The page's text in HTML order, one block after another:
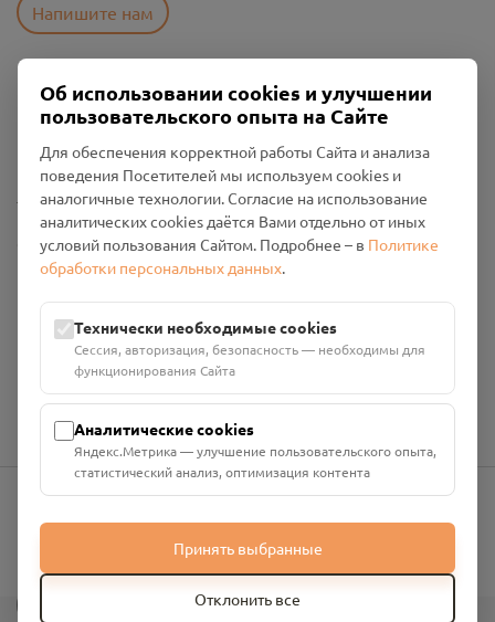
Напишите нам
Пользовательское соглашение
Политика конфиденциальности
Промо-материалы
Настройки cookies
Общество с ограниченной ответственностью «Смоленский
Проект Помним»
Юридический адрес: 216790, Смоленская область, р-н
Руднянский, г. Рудня, улица Западная, д. 26А, пом. 18
Номер счёта: 40702810901130004287 в АО "АЛЬФА-БАНК"
Кор. счёт: 30101810200000000593
info@pomnim.online
Об использовании cookies и улучшении
пользовательского опыта на Сайте
Для обеспечения корректной работы Сайта и анализа
поведения Посетителей мы используем cookies и
аналогичные технологии. Согласие на использование
аналитических cookies даётся Вами отдельно от иных
условий пользования Сайтом. Подробнее – в Политике
обработки персональных данных.
Технически необходимые cookies
Сессия, авторизация, безопасность — необходимы для
функционирования Сайта
Аналитические cookies
Яндекс.Метрика — улучшение пользовательского опыта,
статистический анализ, оптимизация контента
Принять выбранные
Отклонить все